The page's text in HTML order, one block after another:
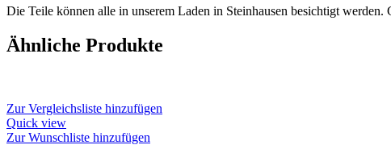
Die Teile können alle in unserem Laden in Steinhausen besichtigt
Ähnliche Produkte
Zur Vergleichsliste hinzufügen
Quick view
Zur Wunschliste hinzufügen